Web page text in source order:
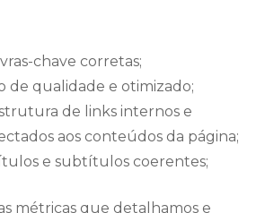
chave corretas;
de qualidade e otimizado;
de links internos e
aos conteúdos da página;
e subtítulos coerentes;
métricas que detalhamos e